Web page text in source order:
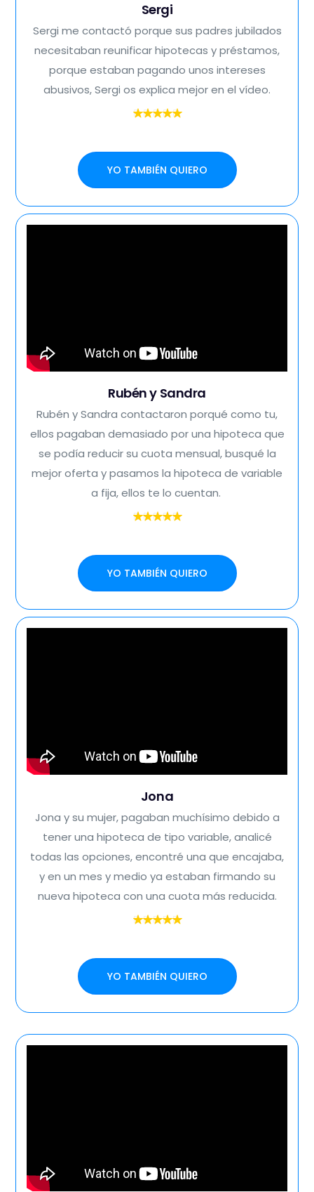
Sergi
Sergi me contactó porque sus padres jubilados
necesitaban reunificar hipotecas y préstamos,
porque estaban pagando unos intereses
abusivos, Sergi os explica mejor en el vídeo.
YO TAMBIÉN QUIERO
Rubén y Sandra
Rubén y Sandra contactaron porqué como tu,
ellos pagaban demasiado por una hipoteca que
se podía reducir su cuota mensual, busqué la
mejor oferta y pasamos la hipoteca de variable
a fija, ellos te lo cuentan.
YO TAMBIÉN QUIERO
Jona
Jona y su mujer, pagaban muchísimo debido a
tener una hipoteca de tipo variable, analicé
todas las opciones, encontré una que encajaba,
y en un mes y medio ya estaban firmando su
nueva hipoteca con una cuota más reducida.
YO TAMBIÉN QUIERO